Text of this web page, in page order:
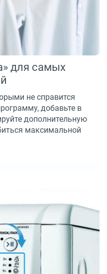
для самых
не справится
добавьте в
дополнительную
максимальной